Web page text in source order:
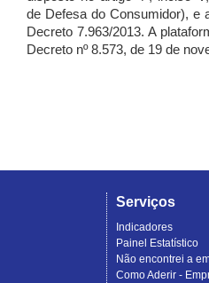
de Defesa do Consumidor), e
Decreto 7.963/2013. A
Decreto nº 8.573, de 19 de
Serviços
Indicadores
Painel Estatístico
Não encontrei a
Como Aderir -